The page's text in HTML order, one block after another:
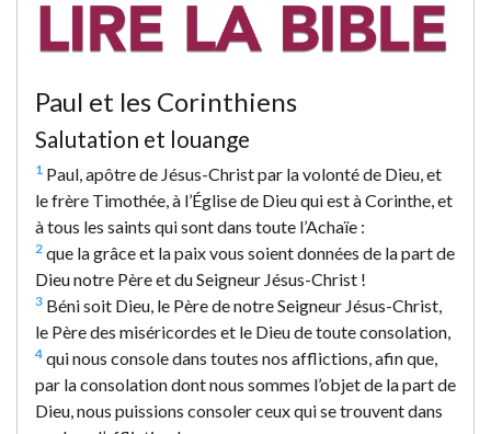
Paul et les Corinthiens
Salutation et louange
1 Paul, apôtre de Jésus-Christ par la volonté de Dieu, et
le frère Timothée, à l’Église de Dieu qui est à Corinthe, et
à tous les saints qui sont dans toute l’Achaïe :
2 que la grâce et la paix vous soient données de la part de
Dieu notre Père et du Seigneur Jésus-Christ !
3 Béni soit Dieu, le Père de notre Seigneur Jésus-Christ,
le Père des miséricordes et le Dieu de toute consolation,
4 qui nous console dans toutes nos afflictions, afin que,
par la consolation dont nous sommes l’objet de la part de
Dieu, nous puissions consoler ceux qui se trouvent dans